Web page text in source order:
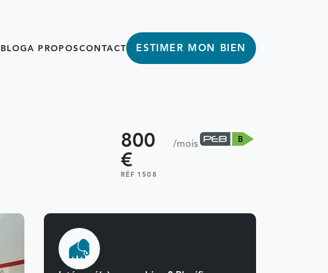
BLOGA PROPOSCONTACT ESTIMER MON BIEN
800
€
/mois
RÉF 1508